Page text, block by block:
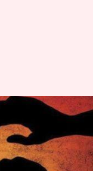
घर और
हैं जानलेवा